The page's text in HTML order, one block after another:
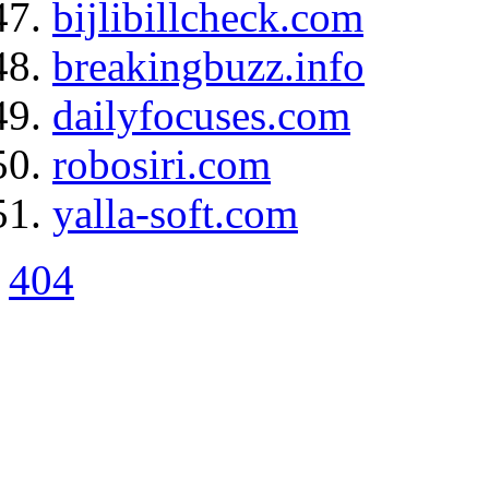
bijlibillcheck.com
breakingbuzz.info
dailyfocuses.com
robosiri.com
yalla-soft.com
404